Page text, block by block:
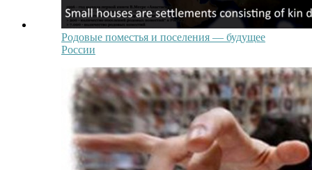
Родовые поместья и поселения — будущее
России